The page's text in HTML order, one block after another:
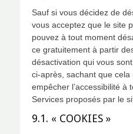
Sauf si vous décidez de
vous acceptez que le site
pouvez à tout moment
ce gratuitement à partir
désactivation qui vous
ci-après, sachant que cela
empêcher l’accessibilité à
Services proposés par le
9.1. « COOKIES »